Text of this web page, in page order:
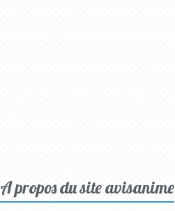
A propos du site avisanime